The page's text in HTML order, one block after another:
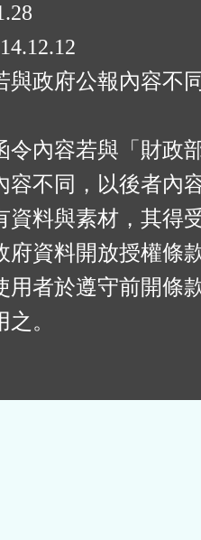
與政府公報內容不
令內容若與「財政
容不同，以後者內
資料與素材，其得
府資料開放授權條
用者於遵守前開條
。